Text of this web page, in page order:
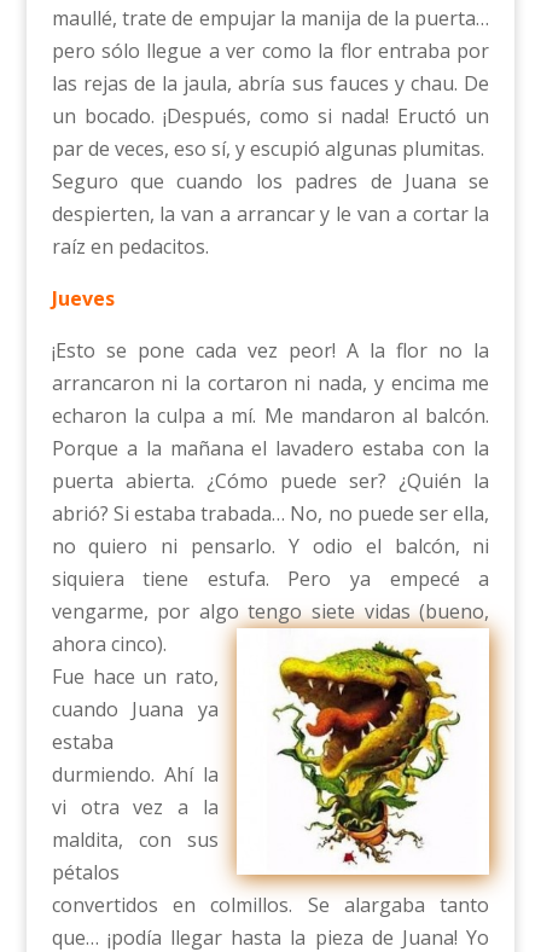
maullé, trate de empujar la manija de la puerta…
pero sólo llegue a ver como la flor entraba por
las rejas de la jaula, abría sus fauces y chau. De
un bocado. ¡Después, como si nada! Eructó un
par de veces, eso sí, y escupió algunas plumitas.
Seguro que cuando los padres de Juana se
despierten, la van a arrancar y le van a cortar la
raíz en pedacitos.
Jueves
¡Esto se pone cada vez peor! A la flor no la
arrancaron ni la cortaron ni nada, y encima me
echaron la culpa a mí. Me mandaron al balcón.
Porque a la mañana el lavadero estaba con la
puerta abierta. ¿Cómo puede ser? ¿Quién la
abrió? Si estaba trabada… No, no puede ser ella,
no quiero ni pensarlo. Y odio el balcón, ni
siquiera tiene estufa. Pero ya empecé a
vengarme, por algo tengo siete vidas (bueno,
ahora cinco).
Fue hace un rato,
cuando Juana ya
estaba
durmiendo. Ahí la
vi otra vez a la
maldita, con sus
pétalos
convertidos en colmillos. Se alargaba tanto
que… ¡podía llegar hasta la pieza de Juana! Yo